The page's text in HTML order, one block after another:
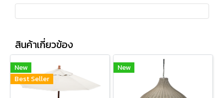
สินค้าเกี่ยวข้อง
New
Best Seller
New